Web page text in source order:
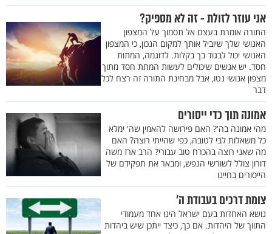
אני עוזר לזולת - זה לא מספיק?
התורה אומרת בעצם אל תסמוך על המצפון
האנושי שלך שיוביל אותך למקום הנכון, כי המצפון
האנושי יכול לבגוד בך בקלות. לדוגמה, המתות
חסד. יש אנשים שיכולים לעשות המתת חסד מתוך
מצפון אנושי נטו, אבל מבחינת התורה זה רצח לכל
דבר
אמונה תוך כדי ייסורים
מהי אמונה בה'? האם פירושה להאמין שה' ימלא
כל משאלות לבי לטובה, כפי שהייתי רוצה? האם
מה שאני רוצה בהכרח טוב עבורי? הרב ארז משה
דורון צולל לשורשי הנפש, ומבאר את תפקידם של
הייסורים בחיינו
צומת דרכים בעבודת ה’
נושא האחדות בעם ישראל הינו אחד מעמודי
התווך של היהדות. אם כך, כיצד ייתכן שיש ביהדות